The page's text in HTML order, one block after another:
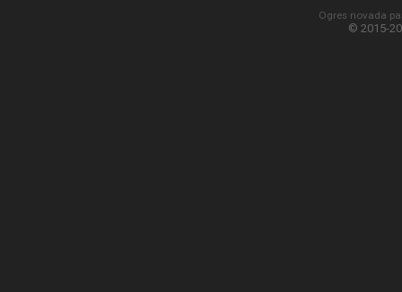
Ogres novada
© 2015-